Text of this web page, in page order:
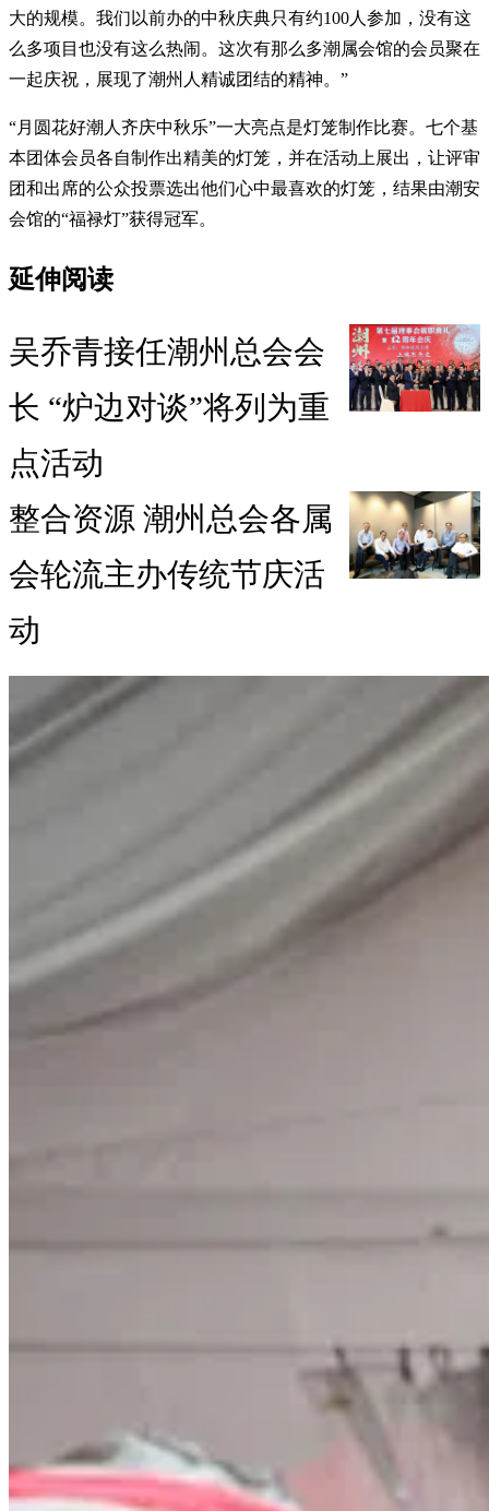
大的规模。我们以前办的中秋庆典只有约100人参加，没有这
么多项目也没有这么热闹。这次有那么多潮属会馆的会员聚在
一起庆祝，展现了潮州人精诚团结的精神。”
“月圆花好潮人齐庆中秋乐”一大亮点是灯笼制作比赛。七个基
本团体会员各自制作出精美的灯笼，并在活动上展出，让评审
团和出席的公众投票选出他们心中最喜欢的灯笼，结果由潮安
会馆的“福禄灯”获得冠军。
延伸阅读
吴乔青接任潮州总会会
长 “炉边对谈”将列为重
点活动
整合资源 潮州总会各属
会轮流主办传统节庆活
动